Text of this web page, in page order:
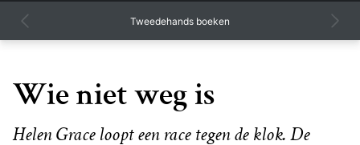
Tweedehands boeken
Wie niet weg is
Helen Grace loopt een race tegen de klok. De